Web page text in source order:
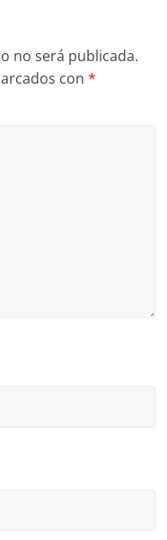
no será publicada.
con*